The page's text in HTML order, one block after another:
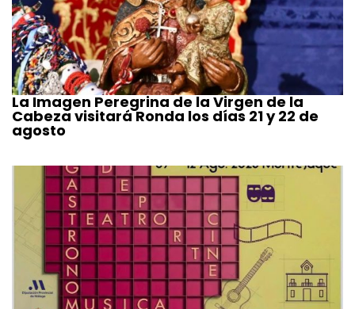
La Imagen Peregrina de la Virgen de la
Cabeza visitará Ronda los días 21 y 22 de
agosto